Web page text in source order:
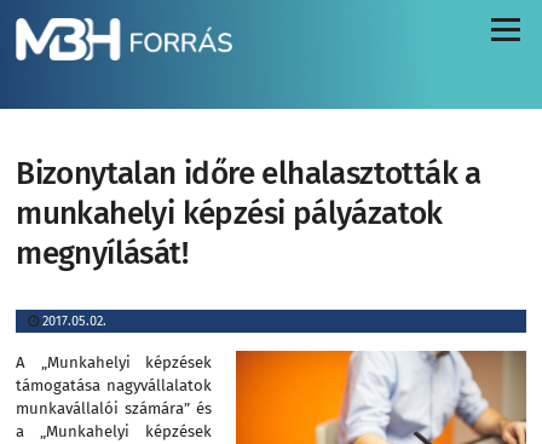
Menü
Bizonytalan időre elhalasztották a
munkahelyi képzési pályázatok
megnyílását!
2017.05.02.
A „Munkahelyi képzések
támogatása nagyvállalatok
munkavállalói számára” és
a „Munkahelyi képzések